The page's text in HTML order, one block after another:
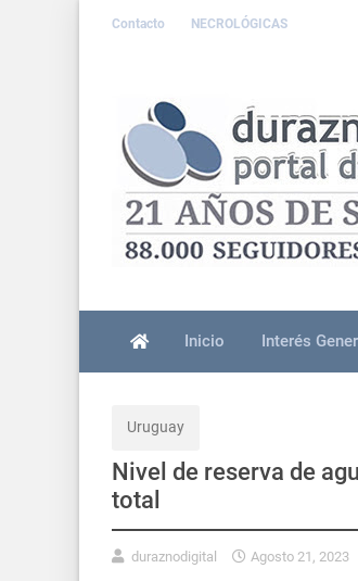
Contacto NECROLÓGICAS
Inicio Interés
Uruguay
Nivel de reserva de
total
duraznodigital Agosto 21, 2023